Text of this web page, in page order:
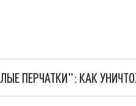
ПЕРЧАТКИ": КАК